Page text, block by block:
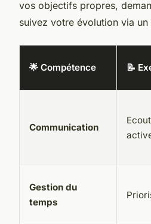
vos objectifs propres,
suivez votre évolution via
🌟 Compétence 📝
Communication
Gestion du
temps